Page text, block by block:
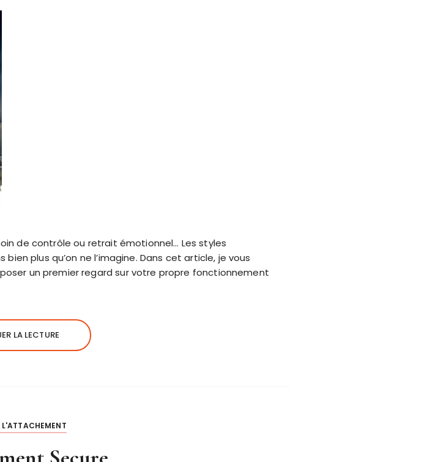
de contrôle ou retrait émotionnel… Les styles
plus qu’on ne l’imagine. Dans cet article, je vous
un premier regard sur votre propre fonctionnement
LA LECTURE
L'ATTACHEMENT